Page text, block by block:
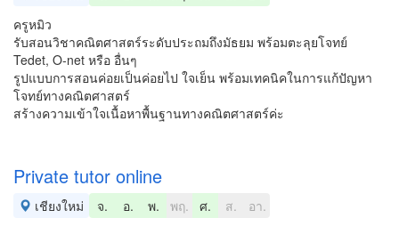
ครูหมิว
รับสอนวิชาคณิตศาสตร์ระดับประถมถึงมัธยม พร้อมตะลุยโจทย์
Tedet, O-net หรือ อื่นๆ
รูปแบบการสอนค่อยเป็นค่อยไป ใจเย็น พร้อมเทคนิคในการแก้ปัญหา
โจทย์ทางคณิตศาสตร์
สร้างความเข้าใจเนื้อหาพื้นฐานทางคณิตศาสตร์ค่ะ
Private tutor online
เชียงใหม่ จ. อ. พ. พฤ. ศ. ส.
อา.